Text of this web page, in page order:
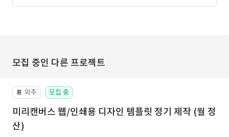
모집 중인 다른 프로젝트
📔 외주 모집 중
미리캔버스 웹/인쇄용 디자인 템플릿 정기 제작 (월 정
산)